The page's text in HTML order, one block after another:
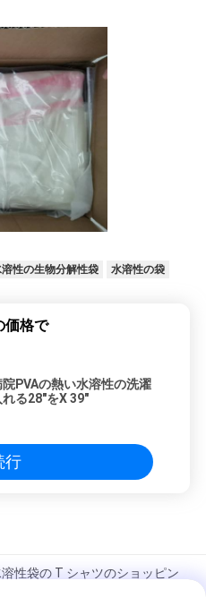
性の生物分解性袋 水溶性の袋
価格で
院PVAの熱い水溶性の洗濯
る28"をX 39"
行
性袋の T シャツのショッピン